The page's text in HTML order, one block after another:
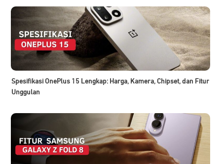
Spesifikasi OnePlus 15 Lengkap: Harga, Kamera, Chipset, dan Fitur
Unggulan